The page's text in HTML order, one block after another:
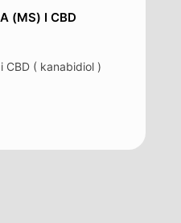
(MS) I CBD
CBD ( kanabidiol )